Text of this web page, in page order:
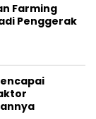
Farming
Penggerak